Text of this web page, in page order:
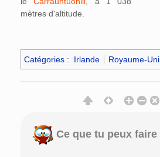
mètres d'altitude.
Catégories : Irlande Royaume-Uni
Ce que tu peux faire